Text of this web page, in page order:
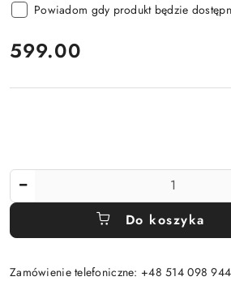
Powiadom gdy produkt będzie
cena:
599.00
Do koszyka
Zamówienie telefoniczne: +48 514 098 944